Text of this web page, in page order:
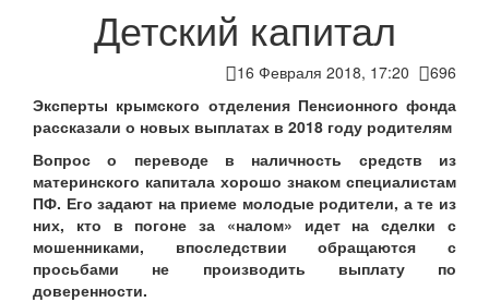
Детский капитал
16 Февраля 2018, 17:20
696
Эксперты крымского отделения Пенсионного фонда
рассказали о новых выплатах в 2018 году родителям
Вопрос о переводе в наличность средств из
материнского капитала хорошо знаком специалистам
ПФ. Его задают на приеме молодые родители, а те из
них, кто в погоне за «налом» идет на сделки с
мошенниками, впоследствии обращаются с
просьбами не производить выплату по
доверенности.